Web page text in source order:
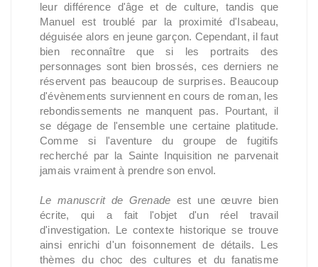
leur différence d'âge et de culture, tandis que
Manuel est troublé par la proximité d'Isabeau,
déguisée alors en jeune garçon. Cependant, il faut
bien reconnaître que si les portraits des
personnages sont bien brossés, ces derniers ne
réservent pas beaucoup de surprises. Beaucoup
d'évènements surviennent en cours de roman, les
rebondissements ne manquent pas. Pourtant, il
se dégage de l'ensemble une certaine platitude.
Comme si l'aventure du groupe de fugitifs
recherché par la Sainte Inquisition ne parvenait
jamais vraiment à prendre son envol.
Le manuscrit de Grenade est une œuvre bien
écrite, qui a fait l'objet d'un réel travail
d'investigation. Le contexte historique se trouve
ainsi enrichi d'un foisonnement de détails. Les
thèmes du choc des cultures et du fanatisme